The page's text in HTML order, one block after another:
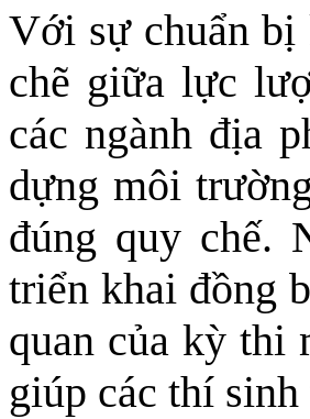
Với sự chuẩn bị
chẽ giữa lực
các ngành địa
dựng môi
đúng quy chế.
triển khai đồng
quan của kỳ thi
giúp các thí